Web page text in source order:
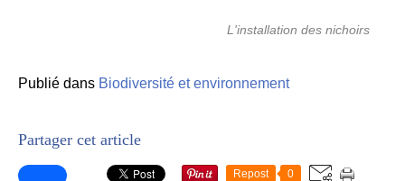
L'installation des nichoirs
Publié dans Biodiversité et environnement
Partager cet article
Repost 0